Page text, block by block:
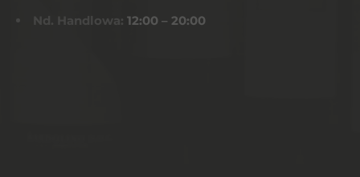
Nd. Handlowa: 12:00 – 20:00